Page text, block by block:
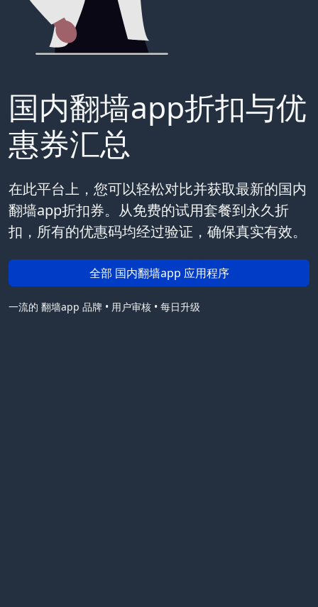
国内翻墙app折扣与优
惠券汇总
在此平台上，您可以轻松对比并获取最新的国内
翻墙app折扣券。从免费的试用套餐到永久折
扣，所有的优惠码均经过验证，确保真实有效。
全部 国内翻墙app 应用程序
一流的 翻墙app 品牌 • 用户审核 • 每日升级